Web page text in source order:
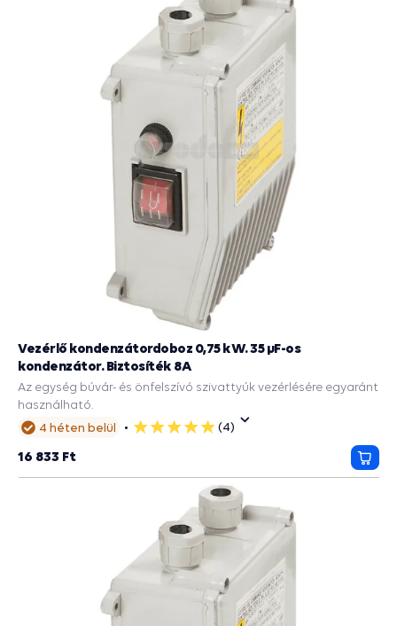
4 héten belül
5
(4)
Vezérlő kondenzátordoboz 0,75 kW. 35 µF-os
kondenzátor. Biztosíték 8A
Az egység búvár- és önfelszívó szivattyúk vezérlésére egyaránt
használható.
16 833 Ft